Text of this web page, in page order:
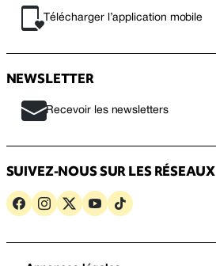
Télécharger l’application mobile
NEWSLETTER
Recevoir les newsletters
SUIVEZ-NOUS SUR LES RÉSEAUX